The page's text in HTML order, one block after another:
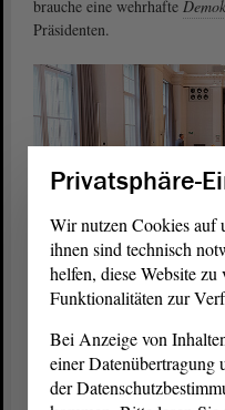
brauche eine wehrhafte
Präsidenten.
© AGH Berlin/Lars Wiedemann
Aus der „Berliner
Privatsphäre-
Wir nutzen Cookies auf
ihnen sind technisch
helfen, diese Website zu
Funktionalitäten zur
Bei Anzeige von
einer Datenübertragung
der